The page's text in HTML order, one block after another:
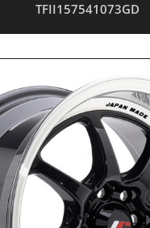
TFII157541073GD